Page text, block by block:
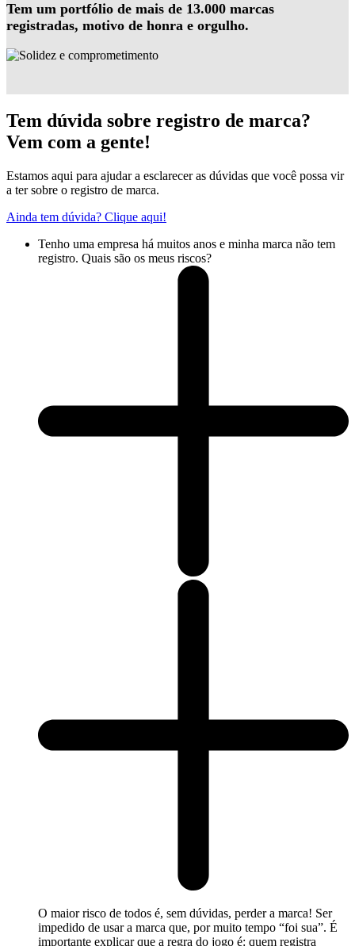
Tem um portfólio de mais de 13.000 marcas
registradas, motivo de honra e orgulho.
Tem dúvida sobre registro de marca?
Vem com a gente!
Estamos aqui para ajudar a esclarecer as dúvidas que você possa vir
a ter sobre o registro de marca.
Ainda tem dúvida? Clique aqui!
Tenho uma empresa há muitos anos e minha marca não tem
registro. Quais são os meus riscos?
O maior risco de todos é, sem dúvidas, perder a marca! Ser
impedido de usar a marca que, por muito tempo “foi sua”. É
importante explicar que a regra do jogo é: quem registra